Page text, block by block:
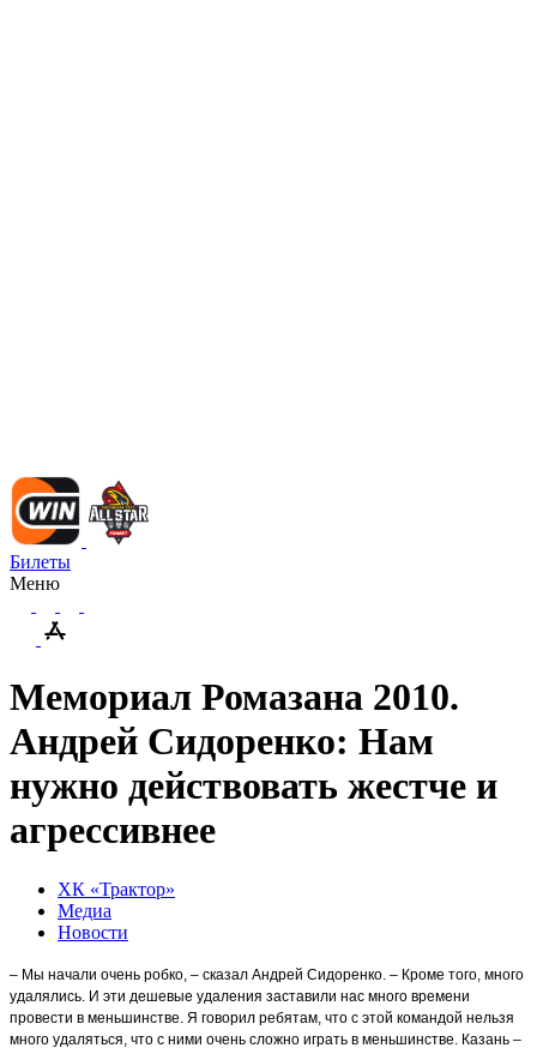
Билеты
Меню
Мемориал Ромазана 2010.
Андрей Сидоренко: Нам
нужно действовать жестче и
агрессивнее
ХК «Трактор»
Медиа
Новости
– Мы начали очень робко, – сказал Андрей Сидоренко. – Кроме того, много
удалялись. И эти дешевые удаления заставили нас много времени
провести в меньшинстве. Я говорил ребятам, что с этой командой нельзя
много удаляться, что с ними очень сложно играть в меньшинстве. Казань –